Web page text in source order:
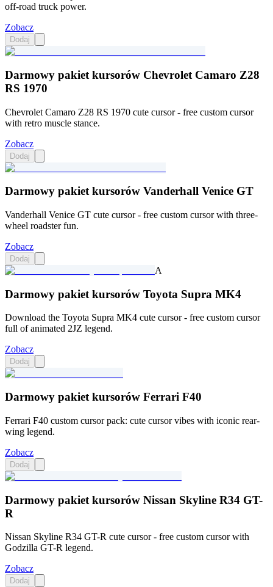
off-road truck power.
Zobacz
Dodaj
Darmowy pakiet kursorów Chevrolet Camaro Z28
RS 1970
Chevrolet Camaro Z28 RS 1970 cute cursor - free custom cursor
with retro muscle stance.
Zobacz
Dodaj
Darmowy pakiet kursorów Vanderhall Venice GT
Vanderhall Venice GT cute cursor - free custom cursor with three-
wheel roadster fun.
Zobacz
Dodaj
A
Darmowy pakiet kursorów Toyota Supra MK4
Download the Toyota Supra MK4 cute cursor - free custom cursor
full of animated 2JZ legend.
Zobacz
Dodaj
Darmowy pakiet kursorów Ferrari F40
Ferrari F40 custom cursor pack: cute cursor vibes with iconic rear-
wing legend.
Zobacz
Dodaj
Darmowy pakiet kursorów Nissan Skyline R34 GT-
R
Nissan Skyline R34 GT-R cute cursor - free custom cursor with
Godzilla GT-R legend.
Zobacz
Dodaj